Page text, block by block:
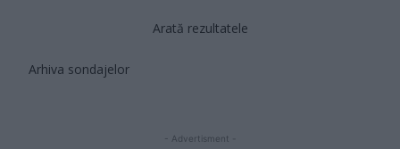
Arată rezultatele
Arhiva sondajelor
- Advertisment -